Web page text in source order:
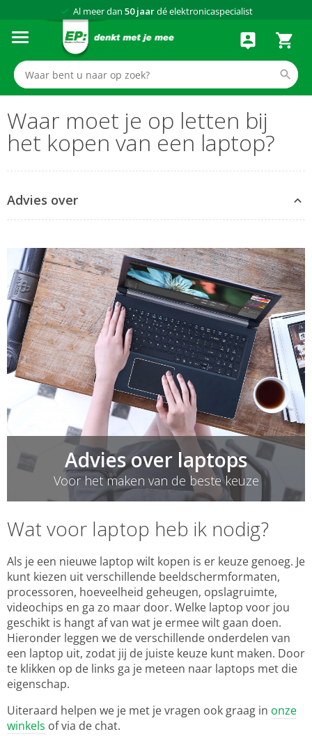
Al meer dan 50 jaardé elektronicaspecialist
Waar moet je op letten bij
het kopen van een laptop?
Advies over
Advies over de processor
Advies over het werkgeheugen (RAM)
Advies over opslag (SSD en HDD)
Advies over de videochip (gaming)
Wat is een convertible laptop?
Wat is een Ultrabook?
Waar nog meer op te letten?
Advies over laptops
Voor het maken van de beste keuze
Wat voor laptop heb ik nodig?
Als je een nieuwe laptop wilt kopen is er keuze genoeg. Je
kunt kiezen uit verschillende beeldschermformaten,
processoren, hoeveelheid geheugen, opslagruimte,
videochips en ga zo maar door. Welke laptop voor jou
geschikt is hangt af van wat je ermee wilt gaan doen.
Hieronder leggen we de verschillende onderdelen van
een laptop uit, zodat jij de juiste keuze kunt maken. Door
te klikken op de links ga je meteen naar laptops met die
eigenschap.
Uiteraard helpen we je met je vragen ook graag in onze
winkels of via de chat.